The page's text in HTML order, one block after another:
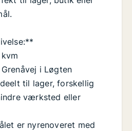
i Løgten
til lager, forskellig
værksted eller
er nyrenoveret med